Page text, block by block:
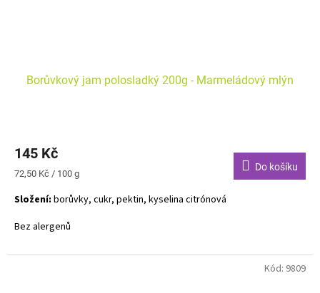
Borůvkový jam polosladký 200g - Marmeládový mlýn
145 Kč
Měrná
72,50 Kč / 100 g
Do košíku
Složení: borůvky, cukr, pektin, kyselina citrónová
Bez alergenů
Kód: 9809